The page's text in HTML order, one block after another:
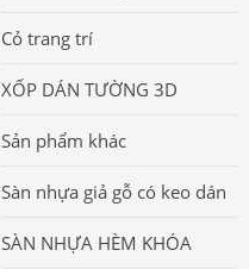
Cỏ trang trí
XỐP DÁN TƯỜNG 3D
Sản phẩm khác
Sàn nhựa giả gỗ có keo dán
SÀN NHỰA HÈM KHÓA